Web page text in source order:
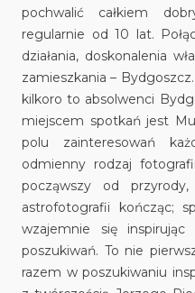
pochwalić całkiem
regularnie od 10 lat.
działania, doskonalenia
zamieszkania –
kilkoro to absolwenci
miejscem spotkań jest
polu zainteresowań
odmienny rodzaj
począwszy od
astrofotografii kończąc;
wzajemnie się
poszukiwań. To nie
razem w poszukiwaniu